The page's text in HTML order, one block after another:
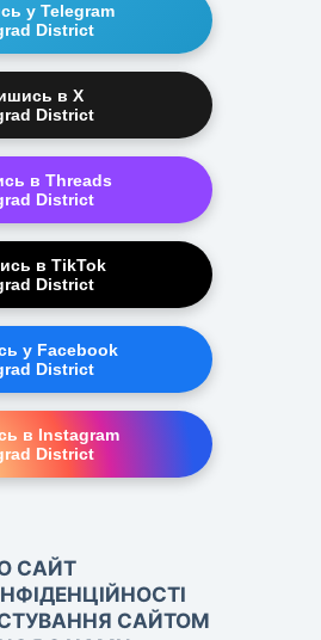
у Telegram
District
в X
District
в Threads
District
в TikTok
District
у Facebook
District
в Instagram
District
САЙТ
САЙТОМ